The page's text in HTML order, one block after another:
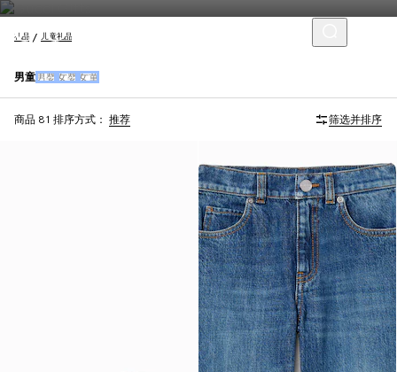
礼品 儿童礼品
男童 男婴 女婴 女童
商品 81 排序方式： 推荐 筛选并排序